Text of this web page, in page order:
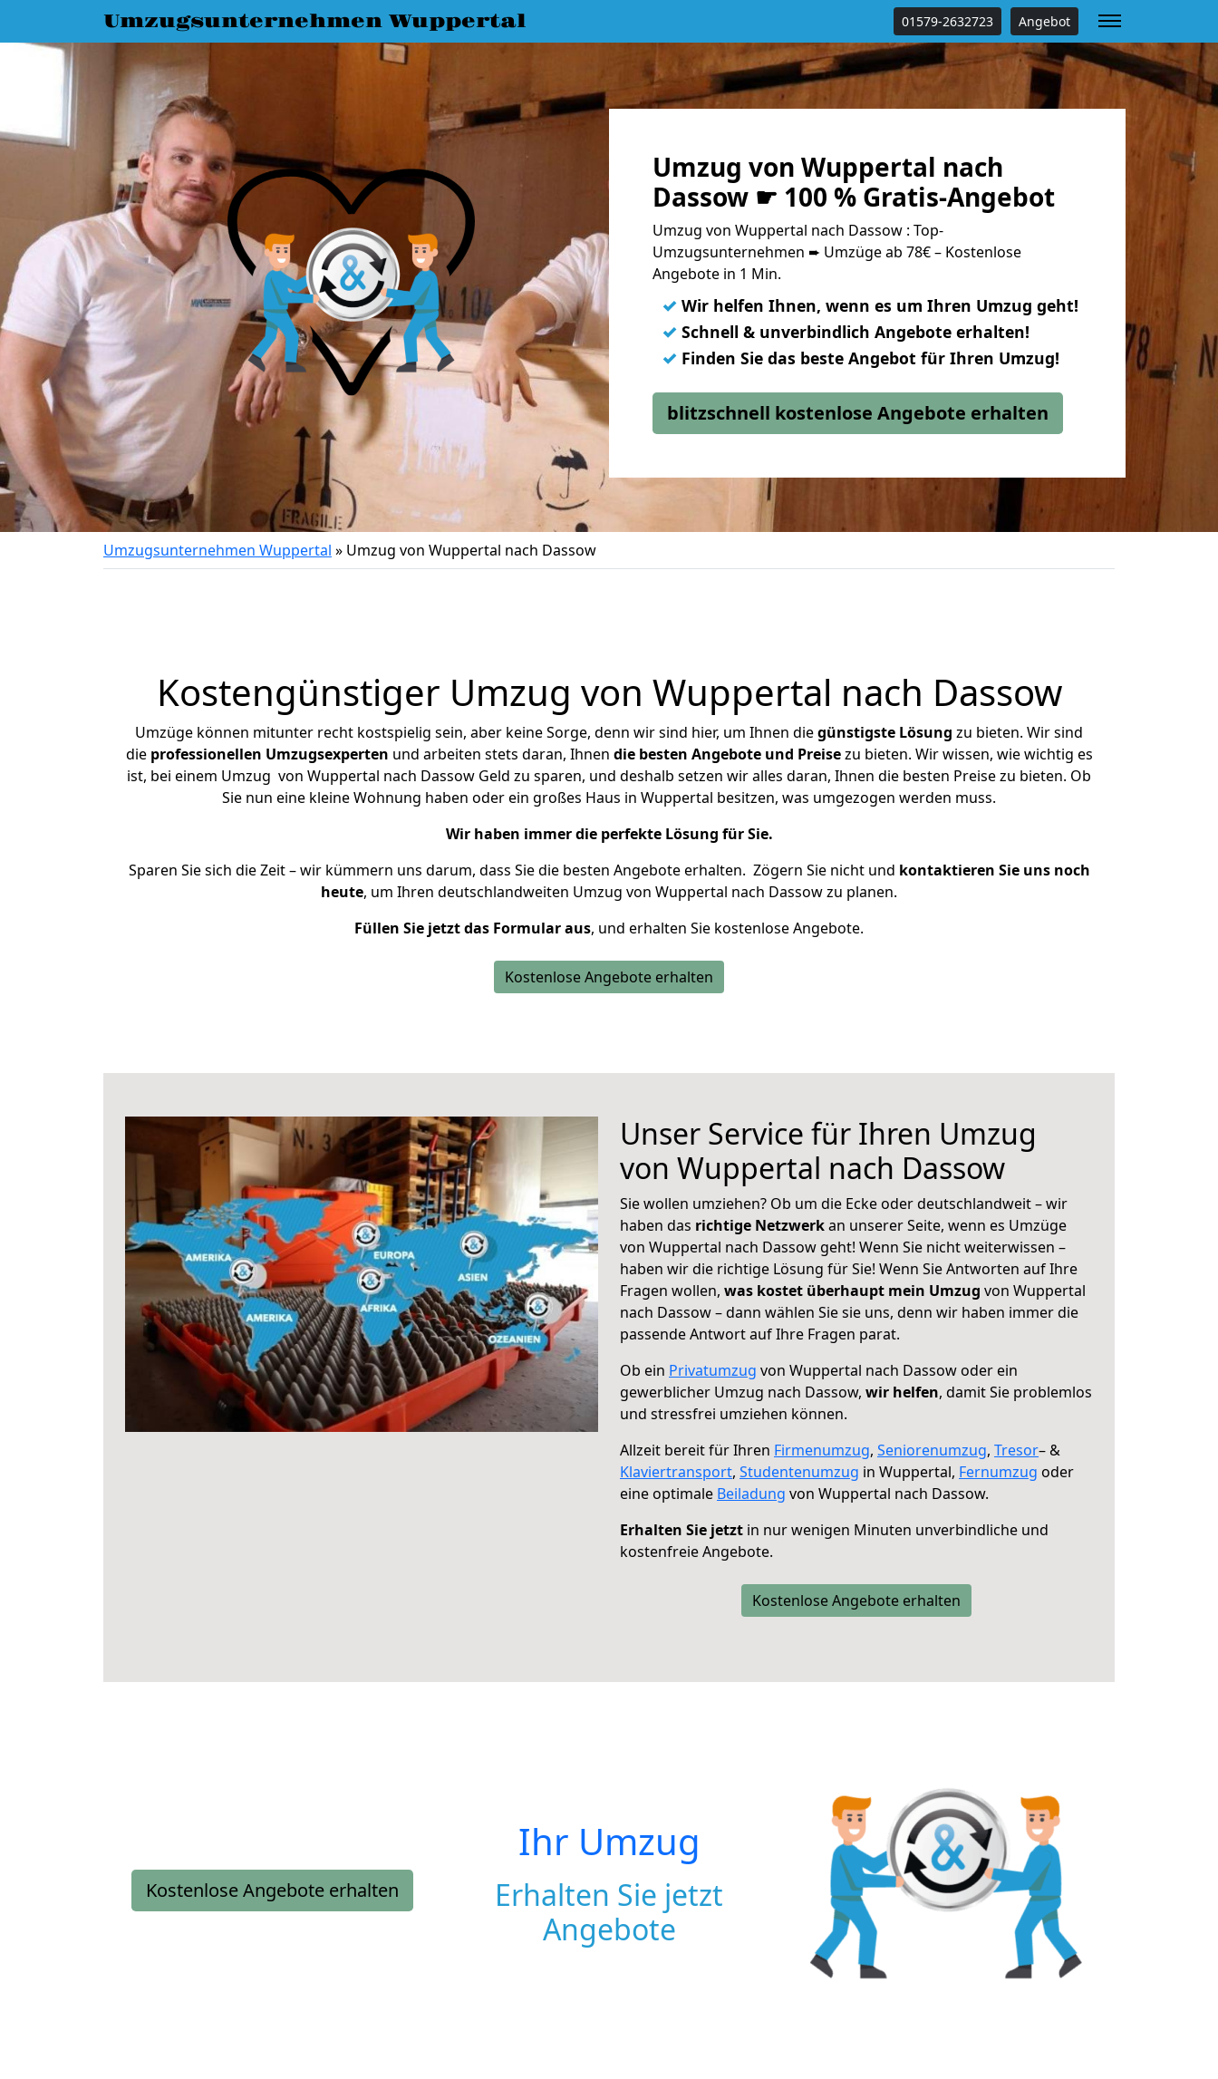
Umzugsunternehmen Wuppertal 01579-2632723 Angebot
Umzug von Wuppertal nach
Dassow ☛ 100 % Gratis-Angebot
Umzug von Wuppertal nach Dassow : Top-
Umzugsunternehmen ➨ Umzüge ab 78€ – Kostenlose
Angebote in 1 Min.
✓ Wir helfen Ihnen, wenn es um Ihren Umzug geht!
✓ Schnell & unverbindlich Angebote erhalten!
✓ Finden Sie das beste Angebot für Ihren Umzug!
blitzschnell kostenlose Angebote erhalten
Umzugsunternehmen Wuppertal » Umzug von Wuppertal nach Dassow
Kostengünstiger Umzug von Wuppertal nach Dassow
Umzüge können mitunter recht kostspielig sein, aber keine Sorge, denn wir sind hier, um Ihnen diegünstigste Lösung zu bieten. Wir sind
die professionellen Umzugsexperten und arbeiten stets daran, Ihnen die besten Angebote und Preisezu bieten. Wir wissen, wie wichtig es
ist, bei einem Umzug von Wuppertal nach Dassow Geld zu sparen, und deshalb setzen wir alles daran, Ihnen die besten Preise zu bieten. Ob
Sie nun eine kleine Wohnung haben oder ein großes Haus in Wuppertal besitzen, was umgezogen werden muss.
Wir haben immer die perfekte Lösung für Sie.
Sparen Sie sich die Zeit – wir kümmern uns darum, dass Sie die besten Angebote erhalten. Zögern Sie nicht und kontaktieren Sie uns noch
heute, um Ihren deutschlandweiten Umzug von Wuppertal nach Dassow zu planen.
Füllen Sie jetzt das Formular aus, und erhalten Sie kostenlose Angebote.
Kostenlose Angebote erhalten
Unser Service für Ihren Umzug
von Wuppertal nach Dassow
Sie wollen umziehen? Ob um die Ecke oder deutschlandweit – wir
haben das richtige Netzwerkan unserer Seite, wenn es Umzüge
von Wuppertal nach Dassow geht! Wenn Sie nicht weiterwissen –
haben wir die richtige Lösung für Sie! Wenn Sie Antworten auf Ihre
Fragen wollen, was kostet überhaupt mein Umzug von Wuppertal
nach Dassow – dann wählen Sie sie uns, denn wir haben immer die
passende Antwort auf Ihre Fragen parat.
Ob ein Privatumzug von Wuppertal nach Dassow oder ein
gewerblicher Umzug nach Dassow, wir helfen, damit Sie problemlos
und stressfrei umziehen können.
Allzeit bereit für Ihren Firmenumzug, Seniorenumzug, Tresor– &
Klaviertransport, Studentenumzug in Wuppertal, Fernumzug oder
eine optimale Beiladung von Wuppertal nach Dassow.
Erhalten Sie jetzt in nur wenigen Minuten unverbindliche und
kostenfreie Angebote.
Kostenlose Angebote erhalten
Kostenlose Angebote erhalten
Ihr Umzug
Erhalten Sie jetzt
Angebote